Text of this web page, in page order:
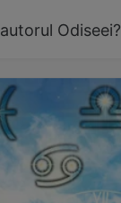
Odiseei?